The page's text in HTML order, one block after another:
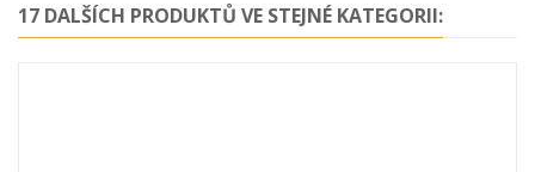
17 DALŠÍCH PRODUKTŮ VE STEJNÉ KATEGORII: